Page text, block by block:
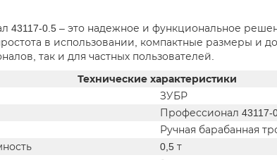
0.5 – это надежное и функциональное
в использовании, компактные размеры и
так и для частных пользователей.
Технические характеристики
ЗУБР
Профессионал 43117-
Ручная барабанная
0,5 т